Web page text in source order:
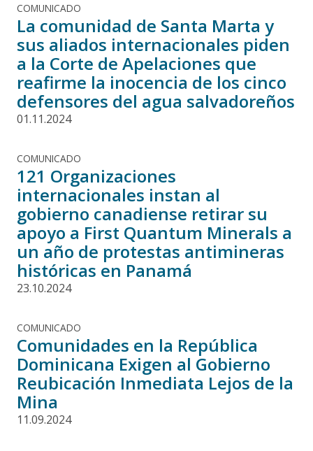
COMUNICADO
La comunidad de Santa Marta y
sus aliados internacionales piden
a la Corte de Apelaciones que
reafirme la inocencia de los cinco
defensores del agua salvadoreños
01.11.2024
COMUNICADO
121 Organizaciones
internacionales instan al
gobierno canadiense retirar su
apoyo a First Quantum Minerals a
un año de protestas antimineras
históricas en Panamá
23.10.2024
COMUNICADO
Comunidades en la República
Dominicana Exigen al Gobierno
Reubicación Inmediata Lejos de la
Mina
11.09.2024